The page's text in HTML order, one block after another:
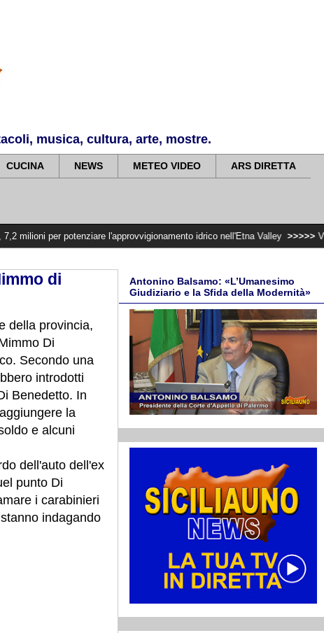
musica, cultura, arte, mostre.
CUCINA NEWS METEO VIDEO ARS DIRETTA
l'approvvigionamento idrico nell'Etna Valley >>>>> Violenza di
di
della provincia,
Di
Secondo una
introdotti
Benedetto. In
la
e alcuni
dell'auto dell'ex
punto Di
i carabinieri
indagando
Antonino Balsamo: «L’Umanesimo
Giudiziario e la Sfida della Modernità»